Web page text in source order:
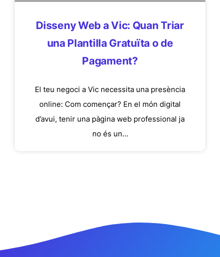
Disseny Web a Vic: Quan Triar
una Plantilla Gratuïta o de
Pagament?
El teu negoci a Vic necessita una presència
online: Com començar? En el món digital
d’avui, tenir una pàgina web professional ja
no és un…